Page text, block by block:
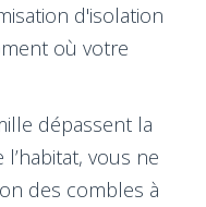
d'isolation
où votre
dépassent la
vous ne
des combles à